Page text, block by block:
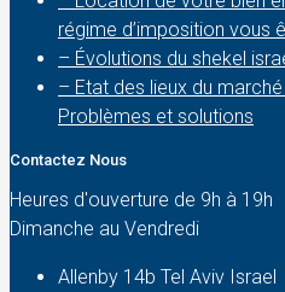
régime d’imposition vous
– Évolutions du shekel
– Etat des lieux du
Problèmes et solutions
Contactez Nous
Heures d'ouverture de 9h à 19h
Dimanche au Vendredi
Allenby 14b Tel Aviv Israel